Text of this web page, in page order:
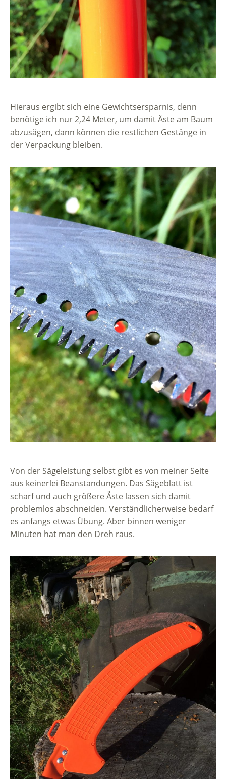
Hieraus ergibt sich eine Gewichtsersparnis, denn
benötige ich nur 2,24 Meter, um damit Äste am Baum
abzusägen, dann können die restlichen Gestänge in
der Verpackung bleiben.
Von der Sägeleistung selbst gibt es von meiner Seite
aus keinerlei Beanstandungen. Das Sägeblatt ist
scharf und auch größere Äste lassen sich damit
problemlos abschneiden. Verständlicherweise bedarf
es anfangs etwas Übung. Aber binnen weniger
Minuten hat man den Dreh raus.